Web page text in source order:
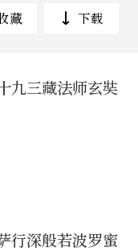
藏 下载
九三藏法师玄奘
行深般若波罗蜜